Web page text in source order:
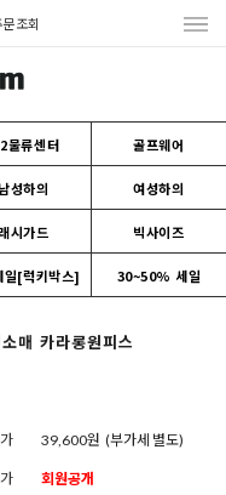
문조회
물류센터 골프웨어
성하의 여성하의
시가드 빅사이즈
일[럭키박스] 30~50% 세일
카라롱원피스
39,600원 (부가세 별도)
회원공개